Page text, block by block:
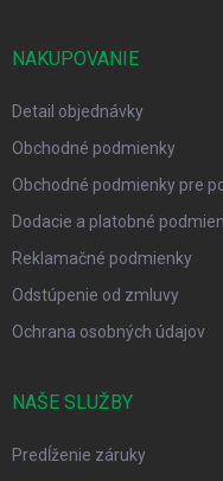
NAKUPOVANIE
Detail objednávky
Obchodné podmienky
Obchodné podmienky pre
Dodacie a platobné
Reklamačné podmienky
Odstúpenie od zmluvy
Ochrana osobných údajov
NAŠE SLUŽBY
Predĺženie záruky